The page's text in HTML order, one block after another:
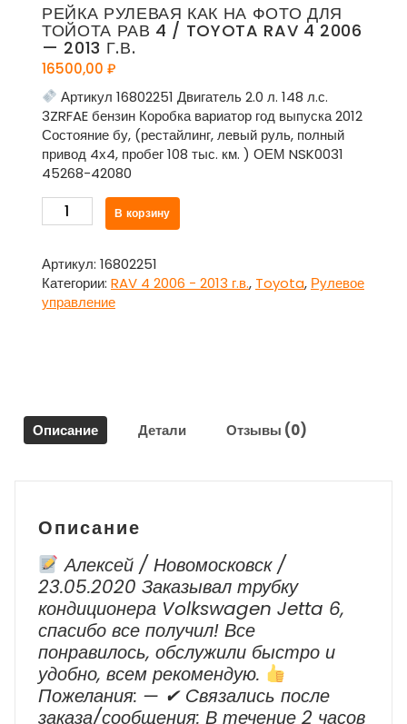
РЕЙКА РУЛЕВАЯ КАК НА ФОТО ДЛЯ
ТОЙОТА РАВ 4 / TOYOTA RAV 4 2006
— 2013 Г.В.
16500,00 ₽
Артикул 16802251 Двигатель 2.0 л. 148 л.с.
3ZRFAE бензин Коробка вариатор год выпуска 2012
Состояние бу, (рестайлинг, левый руль, полный
привод 4х4, пробег 108 тыс. км. ) ОЕМ NSK0031
45268-42080
Количество
товара
рулевая
как
на
/
Toyota
2013
В корзину
Артикул: 16802251
Категории: RAV 4 2006 - 2013 г.в., Toyota, Рулевое
управление
Описание Детали Отзывы (0)
Описание
Алексей / Новомосковск /
23.05.2020 Заказывал трубку
кондиционера Volkswagen Jetta 6,
спасибо все получил! Все
понравилось, обслужили быстро и
удобно, всем рекомендую.
Пожелания: — ✔ Cвязались после
заказа/сообщения: В течение 2 часов